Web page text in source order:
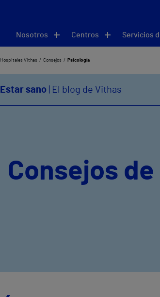
Nosotros Centros Servicios
Hospitales Vithas Consejos Psicología
Estar sano | El blog de Vithas
Consejos